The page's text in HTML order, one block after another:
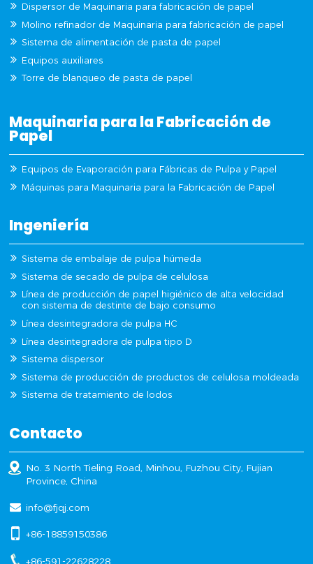
Dispersor de Maquinaria para fabricación de papel
Molino refinador de Maquinaria para fabricación de papel
Sistema de alimentación de pasta de papel
Equipos auxiliares
Torre de blanqueo de pasta de papel
Maquinaria para la Fabricación de
Papel
Equipos de Evaporación para Fábricas de Pulpa y Papel
Máquinas para Maquinaria para la Fabricación de Papel
Ingeniería
Sistema de embalaje de pulpa húmeda
Sistema de secado de pulpa de celulosa
Línea de producción de papel higiénico de alta velocidad
con sistema de destinte de bajo consumo
Línea desintegradora de pulpa HC
Línea desintegradora de pulpa tipo D
Sistema dispersor
Sistema de producción de productos de celulosa moldeada
Sistema de tratamiento de lodos
Contacto
No. 3 North Tieling Road, Minhou, Fuzhou City, Fujian
Province, China
info@fjqj.com
+86-18859150386
+86-591-22628228